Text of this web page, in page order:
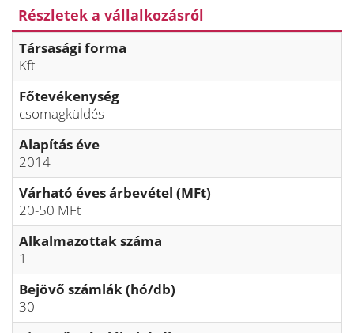
Részletek a vállalkozásról
Társasági forma
Kft
Főtevékenység
csomagküldés
Alapítás éve
2014
Várható éves árbevétel (MFt)
20-50 MFt
Alkalmazottak száma
1
Bejövő számlák (hó/db)
30